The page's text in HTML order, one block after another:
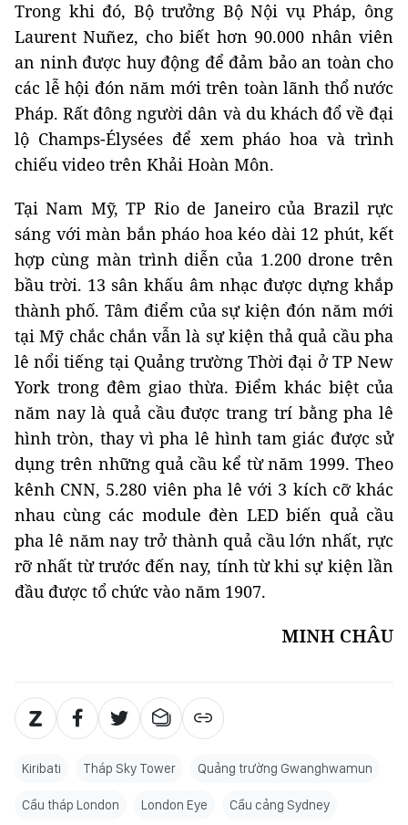
Trong khi đó, Bộ trưởng Bộ Nội vụ Pháp, ông
Laurent Nuñez, cho biết hơn 90.000 nhân viên
an ninh được huy động để đảm bảo an toàn cho
các lễ hội đón năm mới trên toàn lãnh thổ nước
Pháp. Rất đông người dân và du khách đổ về đại
lộ Champs-Élysées để xem pháo hoa và trình
chiếu video trên Khải Hoàn Môn.
Tại Nam Mỹ, TP Rio de Janeiro của Brazil rực
sáng với màn bắn pháo hoa kéo dài 12 phút, kết
hợp cùng màn trình diễn của 1.200 drone trên
bầu trời. 13 sân khấu âm nhạc được dựng khắp
thành phố. Tâm điểm của sự kiện đón năm mới
tại Mỹ chắc chắn vẫn là sự kiện thả quả cầu pha
lê nổi tiếng tại Quảng trường Thời đại ở TP New
York trong đêm giao thừa. Điểm khác biệt của
năm nay là quả cầu được trang trí bằng pha lê
hình tròn, thay vì pha lê hình tam giác được sử
dụng trên những quả cầu kể từ năm 1999. Theo
kênh CNN, 5.280 viên pha lê với 3 kích cỡ khác
nhau cùng các module đèn LED biến quả cầu
pha lê năm nay trở thành quả cầu lớn nhất, rực
rỡ nhất từ trước đến nay, tính từ khi sự kiện lần
đầu được tổ chức vào năm 1907.
MINH CHÂU
Kiribati Tháp Sky Tower Quảng trường Gwanghwamun
Cầu tháp London London Eye Cầu cảng Sydney